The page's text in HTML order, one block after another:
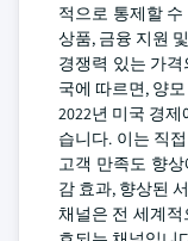
적으로 통제할
상품, 금융 지원
경쟁력 있는 가
국에 따르면, 양
2022년 미국 경
습니다. 이는 직
고객 만족도 향
감 효과, 향상된
채널은 전 세계